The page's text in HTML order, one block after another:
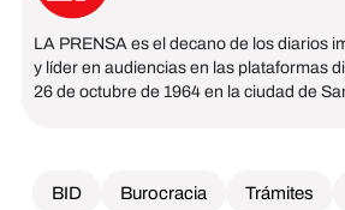
LA PRENSA es el decano de los diarios
y líder en audiencias en las plataformas
26 de octubre de 1964 en la ciudad de
BID Burocracia Trámites